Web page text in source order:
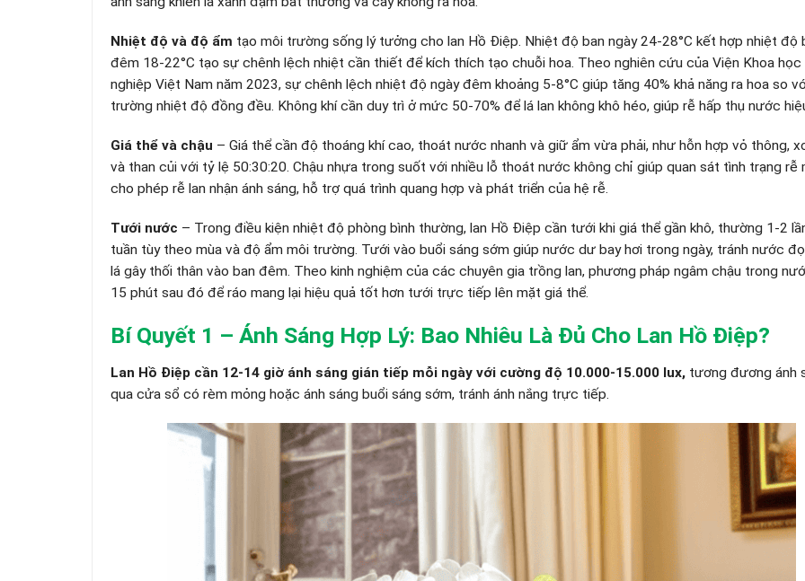
Nhiệt độ và độ ẩm tạo môi trường sống lý tưởng cho lan Hồ Điệp. Nhiệt độ ban ngày 24-28°C kết hợp nhiệt độ
đêm 18-22°C tạo sự chênh lệch nhiệt cần thiết để kích thích tạo chuỗi hoa. Theo nghiên cứu của Viện Khoa học
nghiệp Việt Nam năm 2023, sự chênh lệch nhiệt độ ngày đêm khoảng 5-8°C giúp tăng 40% khả năng ra hoa so
trường nhiệt độ đồng đều. Không khí cần duy trì ở mức 50-70% để lá lan không khô héo, giúp rễ hấp thụ nước
Giá thể và chậu – Giá thể cần độ thoáng khí cao, thoát nước nhanh và giữ ẩm vừa phải, như hỗn hợp vỏ thông,
và than củi với tỷ lệ 50:30:20. Chậu nhựa trong suốt với nhiều lỗ thoát nước không chỉ giúp quan sát tình trạng rễ
cho phép rễ lan nhận ánh sáng, hỗ trợ quá trình quang hợp và phát triển của hệ rễ.
Tưới nước – Trong điều kiện nhiệt độ phòng bình thường, lan Hồ Điệp cần tưới khi giá thể gần khô, thường 1-2
tuần tùy theo mùa và độ ẩm môi trường. Tưới vào buổi sáng sớm giúp nước dư bay hơi trong ngày, tránh nước
lá gây thối thân vào ban đêm. Theo kinh nghiệm của các chuyên gia trồng lan, phương pháp ngâm chậu trong
15 phút sau đó để ráo mang lại hiệu quả tốt hơn tưới trực tiếp lên mặt giá thể.
Bí Quyết 1 – Ánh Sáng Hợp Lý: Bao Nhiêu Là Đủ Cho Lan Hồ Điệp?
Lan Hồ Điệp cần 12-14 giờ ánh sáng gián tiếp mỗi ngày với cường độ 10.000-15.000 lux, tương đương ánh
qua cửa sổ có rèm mỏng hoặc ánh sáng buổi sáng sớm, tránh ánh nắng trực tiếp.